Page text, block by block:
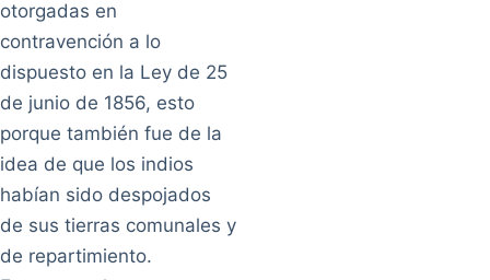
otorgadas en
contravención a lo
dispuesto en la Ley de 25
de junio de 1856, esto
porque también fue de la
idea de que los indios
habían sido despojados
de sus tierras comunales y
de repartimiento.